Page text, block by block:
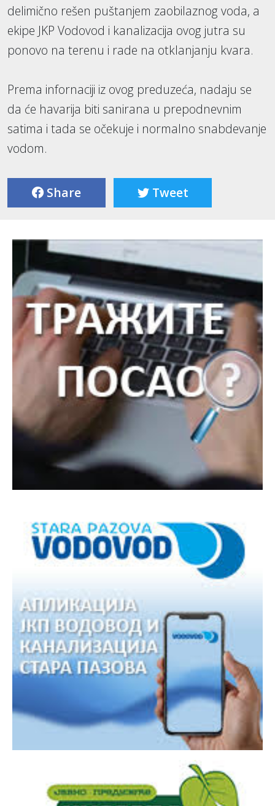
delimično rešen puštanjem zaobilaznog voda, a
ekipe JKP Vodovod i kanalizacija ovog jutra su
ponovo na terenu i rade na otklanjanju kvara.
Prema infornaciji iz ovog preduzeća, nadaju se
da će havarija biti sanirana u prepodnevnim
satima i tada se očekuje i normalno snabdevanje
vodom.
Share Tweet